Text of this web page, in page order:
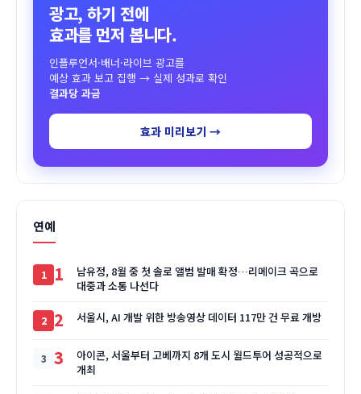
광고, 하기 전에
효과를 먼저 봅니다.
인플루언서·배너·라이브 광고를
예상 효과 보고 집행 → 실제 성과로 확인
결과당 과금
효과 미리보기 →
연예
1
남유정, 8월 중 첫 솔로 앨범 발매 확정…리메이크 곡으로
대중과 소통 나선다
2 서울시, AI 개발 위한 방송영상 데이터 117만 건 무료 개방
3
아이콘, 서울부터 고베까지 8개 도시 월드투어 성공적으로
개최